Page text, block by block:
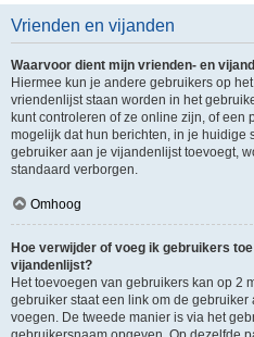
Vrienden en vijanden
Waarvoor dient mijn vrienden- en
Hiermee kun je andere gebruikers op
vriendenlijst staan worden in het
kunt controleren of ze online zijn, of een
mogelijk dat hun berichten, in je huidige
gebruiker aan je vijandenlijst toevoegt,
standaard verborgen.
Omhoog
Hoe verwijder of voeg ik gebruikers
vijandenlijst?
Het toevoegen van gebruikers kan op 2
gebruiker staat een link om de
voegen. De tweede manier is via het